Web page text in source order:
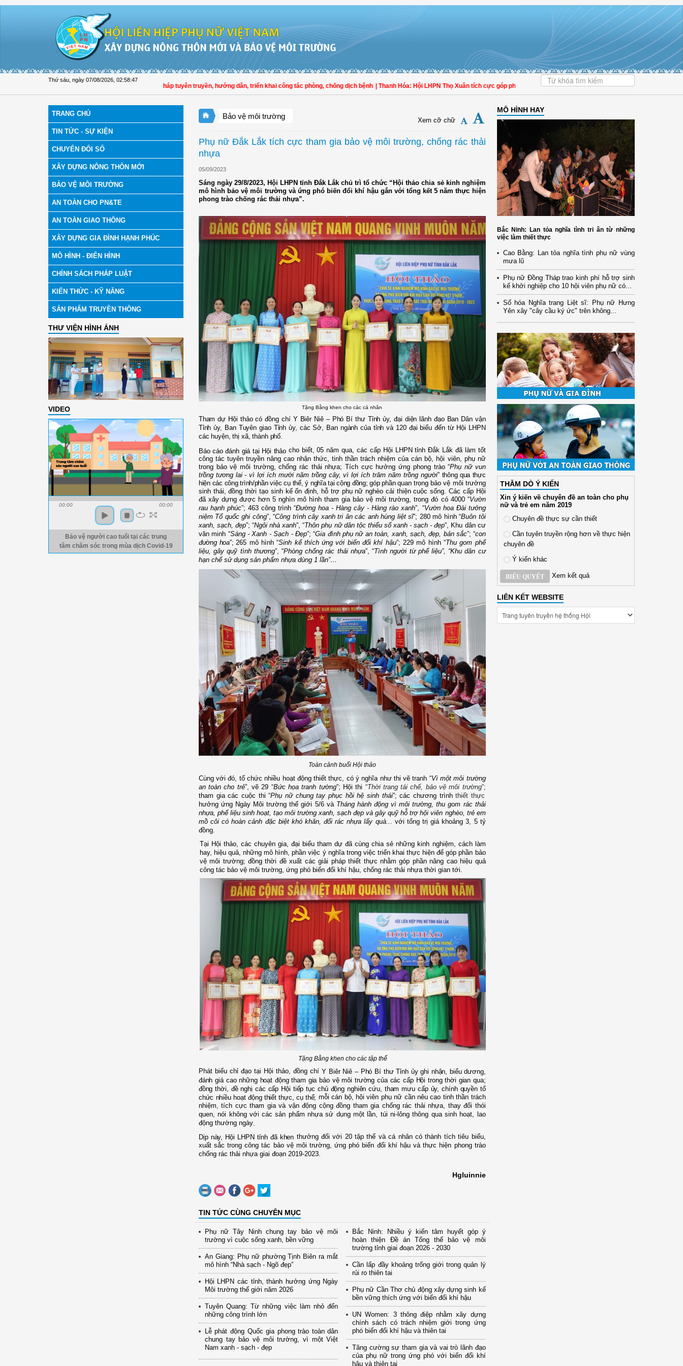
Thứ sáu, ngày 07/08/2026 02:58:48
Hội LHPN tỉnh Đồng Tháp tuyên truyền, hướng dẫn, triển khai công tác phòng, chống dịch bệnh | Thanh Hóa: Hội LHPN Thọ Xuân tích cực góp phần nâng cao tỷ lệ người dân tham gia bảo hiểm y tế
TRANG CHỦ
TIN TỨC - SỰ KIỆN
CHUYỂN ĐỔI SỐ
XÂY DỰNG NÔNG THÔN MỚI
BẢO VỆ MÔI TRƯỜNG
AN TOÀN CHO PN&TE
AN TOÀN GIAO THÔNG
XÂY DỰNG GIA ĐÌNH HẠNH PHÚC
MÔ HÌNH - ĐIỂN HÌNH
CHÍNH SÁCH PHÁP LUẬT
KIẾN THỨC - KỸ NĂNG
SẢN PHẨM TRUYỀN THÔNG
THƯ VIỆN HÌNH ẢNH
VIDEO
00:00 00:00
Bảo vệ người cao tuổi tại các trung
tâm chăm sóc trong mùa dịch Covid-19
Bảo vệ môi trường Xem cỡ chữ
Phụ nữ Đắk Lắk tích cực tham gia bảo vệ môi trường, chống rác thải
nhựa
05/09/2023
Sáng ngày 29/8/2023, Hội LHPN tỉnh Đắk Lắk chủ trì tổ chức “Hội thảo chia sẻ kinh nghiệm
mô hình bảo vệ môi trường và ứng phó biến đổi khí hậu gắn với tổng kết 5 năm thực hiện
phong trào chống rác thải nhựa”.
Tặng Bằng khen cho các cá nhân
Tham dự Hội thảo có đồng chí Y Biêr Niê – Phó Bí thư Tỉnh ủy, đại diện lãnh đạo Ban Dân vận
Tỉnh ủy, Ban Tuyên giao Tỉnh ủy, các Sở, Ban ngành của tỉnh và 120đại biểu đến từ Hội LHPN
các huyện, thị xã, thành phố.
Báo cáo đánh giá tại Hội thảo cho biết, 05 năm qua, các cấp Hội LHPN tỉnh Đắk Lắk đã làm tốt
công tác tuyên truyền nâng cao nhận thức, tinh thần trách nhiệm của cán bộ, hội viên, phụ nữ
trong bảo vệ môi trường, chống rác thải nhựa; Tích cực hưởng ứng phong trào “Phụ nữ vun
trồng tương lai - vì lợi ích mười năm trồng cây, vì lợi ích trăm năm trồng người” thông qua thực
hiện các công trình/phần việc cụ thể, ý nghĩa tại cộng đồng; góp phầnquan trọng bảo vệ môi trường
sinh thái, đồng thời tạo sinh kế ổn định, hỗ trợ phụ nữ nghèo cải thiện cuộc sống. Các cấp Hội
đã xây dựng được hơn 5 nghìn mô hình tham gia bảo vệ môi trường, trong đó có 4000 “Vườn
rau hạnh phúc”; 463 công trình “Đường hoa - Hàng cây - Hàng rào xanh”, “Vườn hoa Đài tưởng
niệm Tổ quốc ghi công”, “Công trình cây xanh tri ân các anh hùng liệt sĩ”; 280mô hình“Buôn tôi
xanh, sạch, đẹp”;“Ngôi nhà xanh”, “Thôn phụ nữ dân tộc thiểu số xanh - sạch - đẹp”, Khu dân cư
văn minh “Sáng - Xanh - Sạch - Đẹp”; “Gia đình phụ nữ an toàn, xanh, sạch, đẹp, bản sắc”; “con
đường hoa”;265 mô hình “Sinh kế thích ứng với biến đổi khí hậu”; 229mô hình “Thu gom phế
liệu, gây quỹ tình thương”, “Phòng chống rác thải nhựa”,“Tình người từ phế liệu”, “Khu dân cư
hạn chế sử dụng sản phẩm nhựa dùng 1 lần”…
Toàn cảnh buổi Hội thảo
Cùng với đó, tổ chức nhiều hoạt động thiết thực, có ý nghĩa như thi vẽ tranh “Vì một môi trường
an toàn cho trẻ”,vẽ 29 “Bức họa tranh tường”; Hội thi “Thời trang tái chế, bảo vệ môi trường”;
tham gia các cuộc thi “Phụ nữ chung tay phục hồi hệ sinh thái”; các chương trìnhthiết thực
hưởng ứng Ngày Môi trường thế giới 5/6 và Tháng hành động vì môi trường, thu gom rác thải
nhựa, phế liệu sinh hoạt, tạo môi trường xanh, sạch đẹp và gây quỹ hỗ trợ hội viên nghèo, trẻ em
mồ côi có hoàn cảnh đặc biệt khó khăn,đổi rác nhựa lấy quà... với tổng trị giá khoảng3, 5 tỷ
đồng.
Tại Hội thảo, các chuyên gia, đại biểu tham dự đã cùng chia sẻ những kinh nghiệm, cách làm
hay, hiệu quả, những mô hình, phần việc ý nghĩa trong việc triển khai thực hiện để góp phần bảo
vệ môi trường; đồng thời đề xuất cácgiải pháp thiết thực nhằm góp phầnnâng cao hiệu quả
công tác bảo vệ môi trường, ứng phó biến đổi khí hậu, chống rác thải nhựa thời gian tới.
Tặng Bằng khen cho các tập thể
Phát biểu chỉ đạo tại Hội thảo, đồng chíY BiêrNiê – Phó Bí thư Tỉnh ủy ghi nhận, biểu dương,
đánh giá cao những hoạt động tham gia bảo vệ môi trường của các cấp Hội trong thời gian qua;
đồng thời, đề nghị các cấp Hội tiếp tục chủ động nghiên cứu, tham mưu cấp ủy, chính quyền tổ
chức nhiều hoạt động thiết thực, cụ thể; mỗi cán bộ, hội viên phụ nữ cần nêucao tinh thần trách
nhiệm, tích cực tham gia và vận động cộng đồng tham gia chống rác thải nhựa, thay đổi thói
quen, nói không với các sản phẩmnhựa sử dụng một lần, túi ni-lông thông qua sinh hoạt, lao
động thường ngày.
Dịp này, Hội LHPN tỉnh đã khen thưởng đối với 20 tập thể và cá nhâncó thành tích tiêu biểu,
xuất sắctrong công tác bảo vệ môi trường ,ứng phó biến đổi khí hậu và thực hiện phong trào
chống rác thải nhựa giai đoạn 2019-2023.
Hgluinnie
TIN TỨC CÙNG CHUYÊN MỤC
Phụ nữ Tây Ninh chung tay bảo vệ môi
trường vì cuộc sống xanh, bền vững
An Giang: Phụ nữ phường Tịnh Biên ra mắt
mô hình “Nhà sạch - Ngõ đẹp”
Hội LHPN các tỉnh, thành hưởng ứng Ngày
Môi trường thế giới năm 2026
Tuyên Quang: Từ những việc làm nhỏ đến
những công trình lớn
Lễ phát động Quốc gia phong trào toàn dân
chung tay bảo vệ môi trường, vì một Việt
Nam xanh - sạch - đẹp
Bắc Ninh: Nhiều ý kiến tâm huyết góp ý
hoàn thiện Đề án Tổng thể bảo vệ môi
trường tỉnh giai đoạn 2026 - 2030
Cần lấp đầy khoảng trống giới trong quản lý
rủi ro thiên tai
Phụ nữ Cần Thơ chủ động xây dựng sinh kế
bền vững thích ứng với biến đổi khí hậu
UN Women: 3 thông điệp nhằm xây dựng
chính sách có trách nhiệm giới trong ứng
phó biến đổi khí hậu và thiên tai
Tăng cường sự tham gia và vai trò lãnh đạo
của phụ nữ trong ứng phó với biến đổi khí
hậu và thiên tai
MÔ HÌNH HAY
Bắc Ninh: Lan tỏa nghĩa tình tri ân từ những
việc làm thiết thực
Cao Bằng: Lan tỏa nghĩa tình phụ nữ vùng
mưa lũ
Phụ nữ Đồng Tháp trao kinh phí hỗ trợ sinh
kế khởi nghiệp cho 10 hội viên phụ nữ có...
Số hóa Nghĩa trang Liệt sĩ: Phụ nữ Hưng
Yên xây "cây cầu ký ức" trên không...
THĂM DÒ Ý KIẾN
Xin ý kiến về chuyên đề an toàn cho phụ
nữ và trẻ em năm 2019
Chuyên đề thực sự cần thiết
Cần tuyên truyền rộng hơn về thực hiện
chuyên đề
Ý kiến khác
BIỂU QUYẾT Xem kết quả
LIÊN KẾT WEBSITE